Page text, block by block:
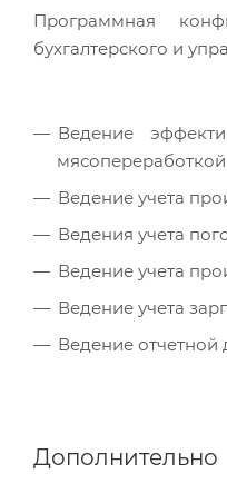
Программная
бухгалтерского и
Ведение
Ведение учета
Ведения учета
Ведение учета
Ведение учета
Ведение отчетной
Дополнительно